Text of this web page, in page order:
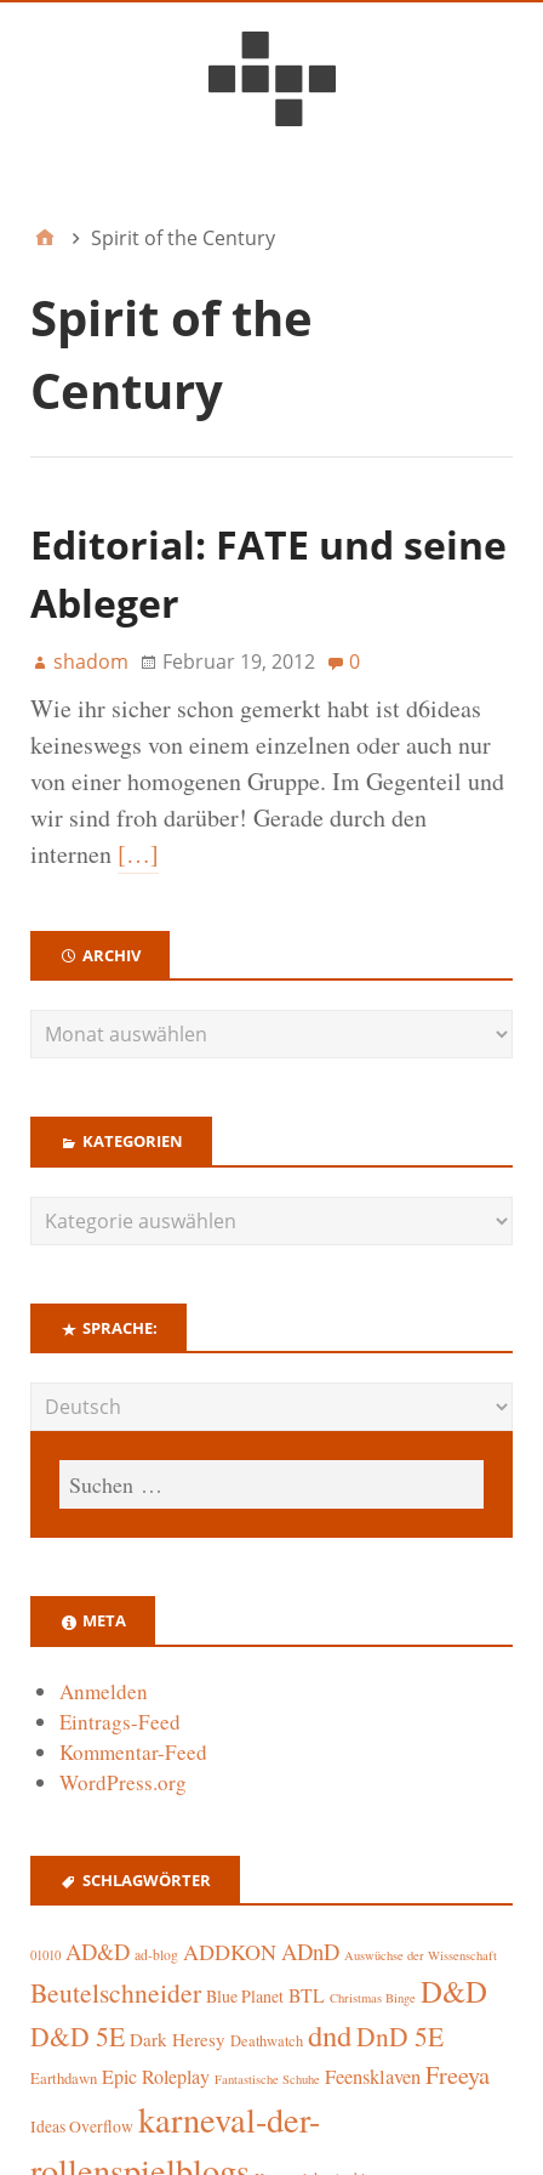
Spirit of the Century
Spirit of the
Century
Editorial: FATE und seine
Ableger
shadom Februar 19, 2012 0
Wie ihr sicher schon gemerkt habt ist d6ideas
keineswegs von einem einzelnen oder auch nur
von einer homogenen Gruppe. Im Gegenteil und
wir sind froh darüber! Gerade durch den
internen […]
ARCHIV
KATEGORIEN
SPRACHE:
META
Anmelden
Eintrags-Feed
Kommentar-Feed
WordPress.org
SCHLAGWÖRTER
01010 AD&D ad-blog ADDKONADnD Auswüchse der Wissenschaft
Beutelschneider Blue Planet BTL Christmas Binge D&D
D&D 5E Dark Heresy Deathwatch dndDnD 5E
Earthdawn Epic Roleplay Fantastische Schuhe FeensklavenFreeya
Ideas Overflow karneval-der-